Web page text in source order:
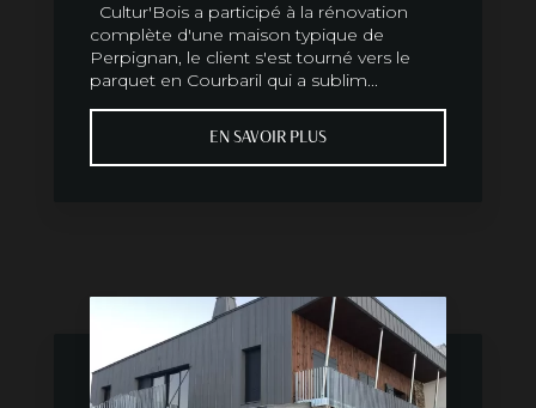
Cultur'Bois a participé à la rénovation
complète d'une maison typique de
Perpignan, le client s'est tourné vers le
parquet en Courbaril qui a sublim...
EN SAVOIR PLUS